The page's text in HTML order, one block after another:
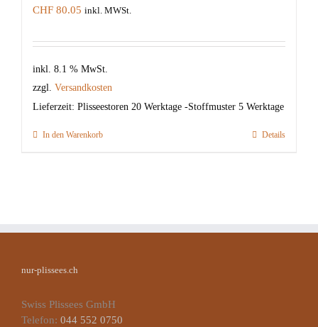
CHF 80.05 inkl. MWSt.
inkl. 8.1 % MwSt.
zzgl. Versandkosten
Lieferzeit: Plisseestoren 20 Werktage -Stoffmuster 5 Werktage
In den Warenkorb Details
nur-plissees.ch
Swiss Plissees GmbH
Telefon: 044 552 0750